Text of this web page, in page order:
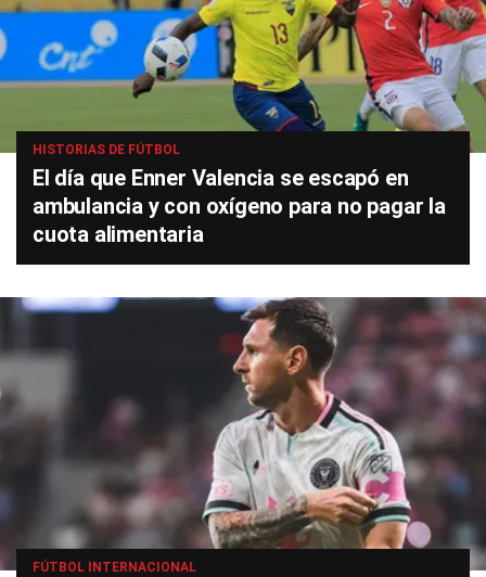
HISTORIAS DE FÚTBOL
El día que Enner Valencia se escapó en
ambulancia y con oxígeno para no pagar la
cuota alimentaria
FÚTBOL INTERNACIONAL